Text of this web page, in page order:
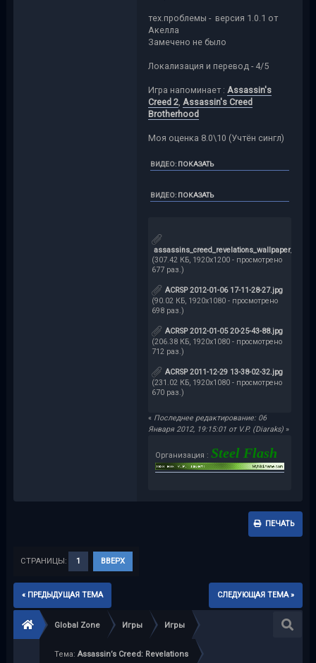
тех.проблемы - версия 1.0.1 от
Акелла
Замечено не было
Локализация и перевод - 4/5
Игра напоминает : Assassin's
Creed 2, Assassin's Creed
Brotherhood
Моя оценка 8.0\10 (Учтён сингл)
ВИДЕО: ПОКАЗАТЬ
ВИДЕО: ПОКАЗАТЬ
assassins_creed_revelations_wallpaper_01.jpg
(307.42 КБ, 1920x1200 - просмотрено
677 раз.)
ACRSP 2012-01-06 17-11-28-27.jpg
(90.02 КБ, 1920x1080 - просмотрено
698 раз.)
ACRSP 2012-01-05 20-25-43-88.jpg
(206.38 КБ, 1920x1080 - просмотрено
712 раз.)
ACRSP 2011-12-29 13-38-02-32.jpg
(231.02 КБ, 1920x1080 - просмотрено
670 раз.)
« Последнее редактирование: 06
Января 2012, 19:15:01 от V.P. (Diaraks)»
Организация : Steel Flash
ПЕЧАТЬ
СТРАНИЦЫ: 1 ВВЕРХ
« ПРЕДЫДУЩАЯ ТЕМА СЛЕДУЮЩАЯ ТЕМА »
Global Zone Игры Игры
Тема:Assassin’s Creed: Revelations